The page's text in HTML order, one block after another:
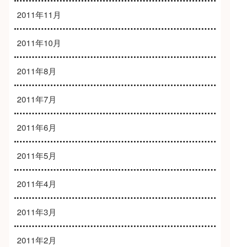
2011年11月
2011年10月
2011年8月
2011年7月
2011年6月
2011年5月
2011年4月
2011年3月
2011年2月